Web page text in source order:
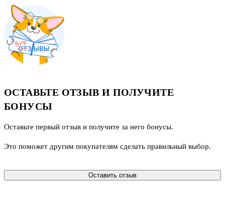
ОСТАВЬТЕ ОТЗЫВ И ПОЛУЧИТЕ
БОНУСЫ
Оставьте первый отзыв и получите за него бонусы.
Это поможет другим покупателям сделать правильный выбор.
Оставить отзыв